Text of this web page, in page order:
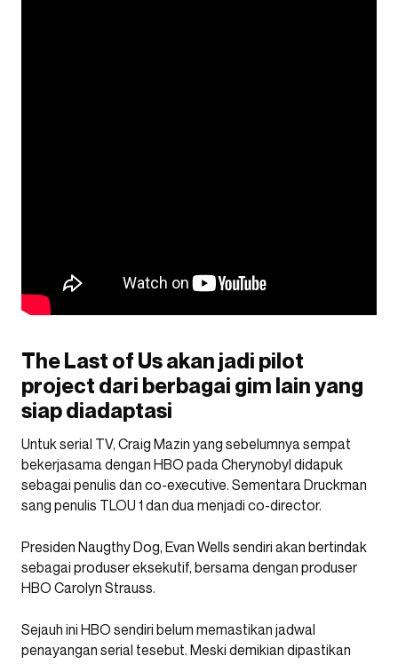
The Last of Us akan jadi pilot
project dari berbagai gim lain yang
siap diadaptasi
Untuk serial TV, Craig Mazin yang sebelumnya sempat
bekerjasama dengan HBO pada Cherynobyl didapuk
sebagai penulis dan co-executive. Sementara Druckman
sang penulis TLOU 1 dan dua menjadi co-director.
Presiden Naugthy Dog, Evan Wells sendiri akan bertindak
sebagai produser eksekutif, bersama dengan produser
HBO Carolyn Strauss.
Sejauh ini HBO sendiri belum memastikan jadwal
penayangan serial tesebut. Meski demikian dipastikan